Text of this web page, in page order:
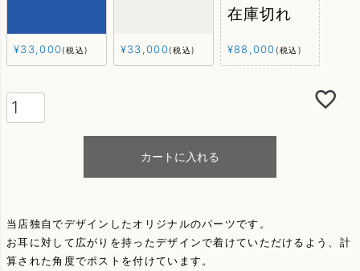
¥33,000 税込 ¥33,000 税込
在庫切れ
¥88,000 税込
カートに入れる
当店独自でデザインしたオリジナルのパーツです。
お耳に対して広がりを持ったデザインで着けていただけるよう、計
算された角度でポストを付けています。